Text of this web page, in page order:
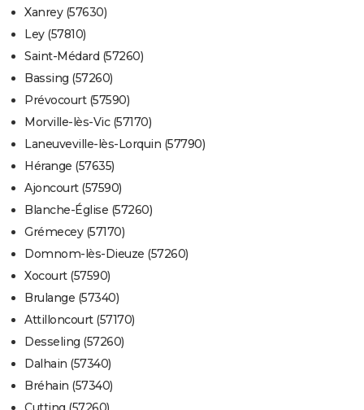
Xanrey (57630)
Ley (57810)
Saint-Médard (57260)
Bassing (57260)
Prévocourt (57590)
Morville-lès-Vic (57170)
Laneuveville-lès-Lorquin (57790)
Hérange (57635)
Ajoncourt (57590)
Blanche-Église (57260)
Grémecey (57170)
Domnom-lès-Dieuze (57260)
Xocourt (57590)
Brulange (57340)
Attilloncourt (57170)
Desseling (57260)
Dalhain (57340)
Bréhain (57340)